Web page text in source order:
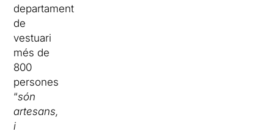
departament
de
vestuari
més de
800
persones
“són
artesans,
i